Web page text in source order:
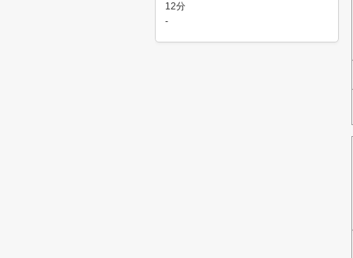
12分
-